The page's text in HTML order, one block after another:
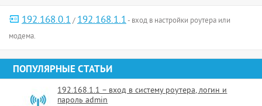
192.168.0.1/192.168.1.1- вход в настройки роутера или
модема.
ПОПУЛЯРНЫЕ СТАТЬИ
192.168.1.1 – вход в систему роутера, логин и
пароль admin